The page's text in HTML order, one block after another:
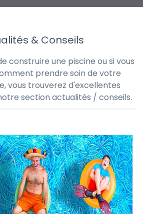
& Conseils
construire une piscine ou si vous
prendre soin de votre
vous trouverez d'excellentes
section actualités / conseils.